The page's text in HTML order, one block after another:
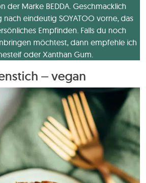
der Marke BEDDA. Geschmacklich
eindeutig SOYATOO vorne, das
Empfinden. Falls du noch
möchtest, dann empfehle ich
oder Xanthan Gum.
– vegan